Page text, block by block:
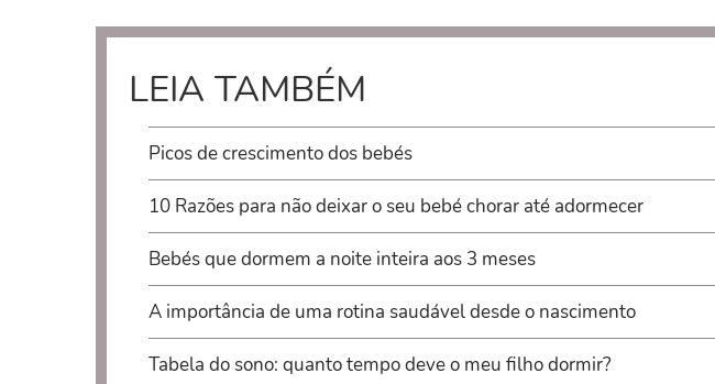
LEIA TAMBÉM
Picos de crescimento dos bebés
10 Razões para não deixar o seu bebé chorar até adormecer
Bebés que dormem a noite inteira aos 3 meses
A importância de uma rotina saudável desde o nascimento
Tabela do sono: quanto tempo deve o meu filho dormir?